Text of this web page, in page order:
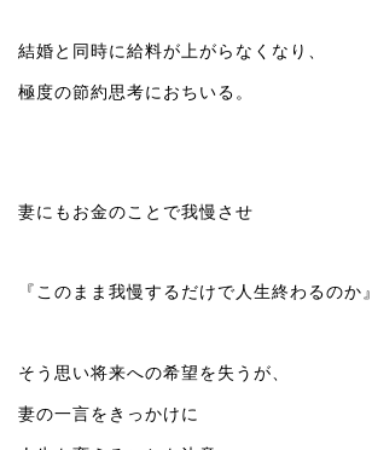
結婚と同時に給料が上がらなくなり、
極度の節約思考におちいる。
妻にもお金のことで我慢させ
『このまま我慢するだけで人生終わるのか』
そう思い将来への希望を失うが、
妻の一言をきっかけに